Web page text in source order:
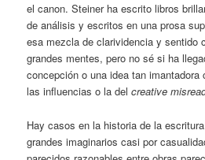
el canon. Steiner ha escrito libros
de análisis y escritos en una prosa
esa mezcla de clarividencia y sentido
grandes mentes, pero no sé si ha
concepción o una idea tan
las influencias o la delcreative
Hay casos en la historia de la
grandes imaginarios casi por